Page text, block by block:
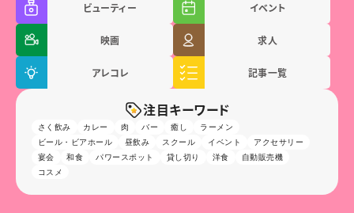
ビューティー イベント
映画 求人
アレコレ 記事一覧
注目キーワード
さく飲み カレー 肉 バー 癒し
ラーメン
ビール・ビアホール
昼飲み スクール イベント
アクセサリー
宴会
和食 パワースポット 貸し切り 洋食
自動販売機
コスメ